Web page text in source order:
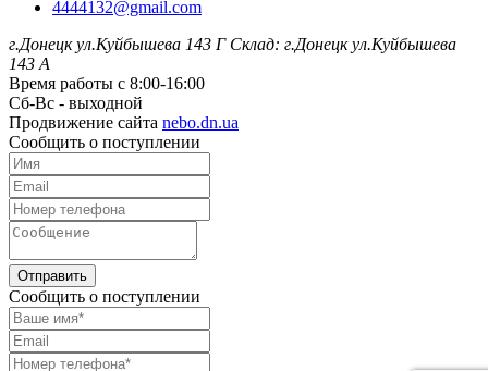
4444132@gmail.com
г.Донецк ул.Куйбышева 143 Г Склад: г.Донецк ул.Куйбышева
143 А
Время работы с 8:00-16:00
Сб-Вс - выходной
Продвижение сайта nebo.dn.ua
Сообщить о поступлении
Отправить
Сообщить о поступлении